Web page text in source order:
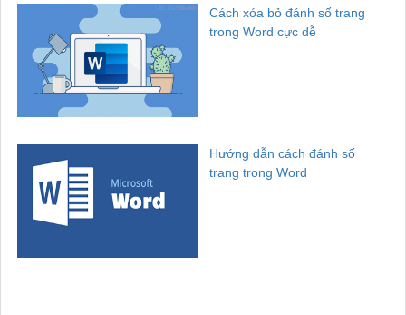
Cách xóa bỏ đánh số trang
trong Word cực dễ
Hướng dẫn cách đánh số
trang trong Word